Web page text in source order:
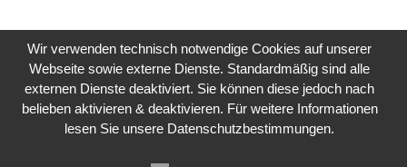
Wir verwenden technisch notwendige Cookies auf unserer
Webseite sowie externe Dienste. Standardmäßig sind alle
externen Dienste deaktiviert. Sie können diese jedoch nach
belieben aktivieren & deaktivieren. Für weitere Informationen
lesen Sie unsere Datenschutzbestimmungen.